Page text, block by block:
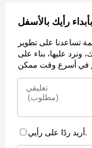
رأيك بالأسفل
تساعدنا على تطوير
عليها، بناء على
أريد ردًا على رأيي.